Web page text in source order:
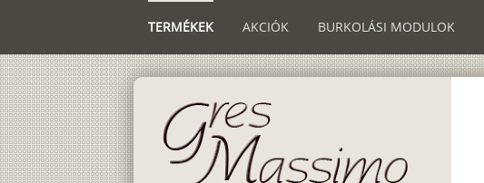
TERMÉKEK AKCIÓK BURKOLÁSI MODULOK